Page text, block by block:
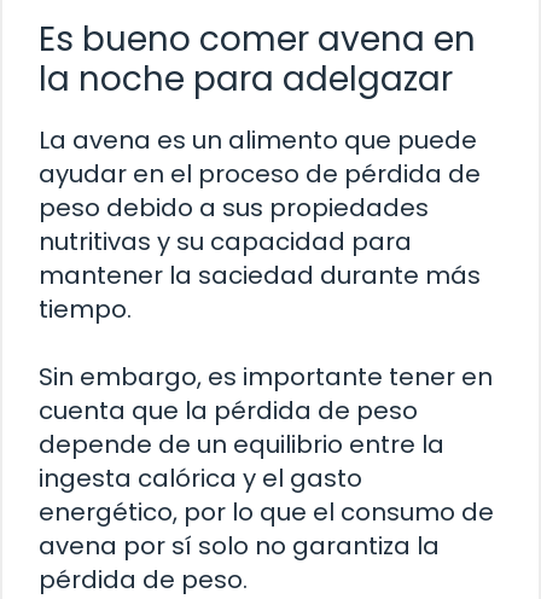
Es bueno comer avena en
la noche para adelgazar
La avena es un alimento que puede
ayudar en el proceso de pérdida de
peso debido a sus propiedades
nutritivas y su capacidad para
mantener la saciedad durante más
tiempo.
Sin embargo, es importante tener en
cuenta que la pérdida de peso
depende de un equilibrio entre la
ingesta calórica y el gasto
energético, por lo que el consumo de
avena por sí solo no garantiza la
pérdida de peso.